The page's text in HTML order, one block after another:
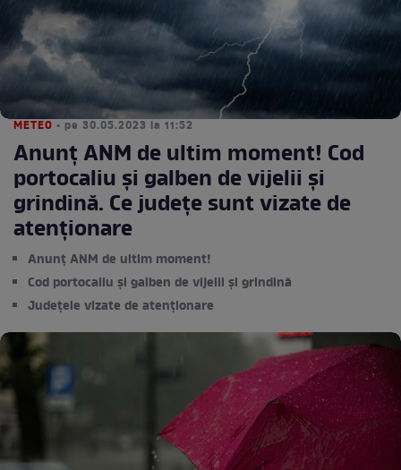
METEO • pe 30.05.2023 la 11:52
Anunț ANM de ultim moment! Cod
portocaliu şi galben de vijelii şi
grindină. Ce județe sunt vizate de
atenționare
Anunț ANM de ultim moment!
Cod portocaliu şi galben de vijelii şi grindină
Județele vizate de atenționare